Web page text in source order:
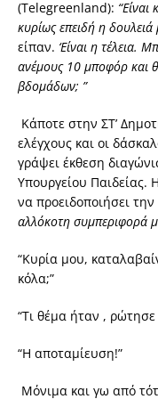
(Telegreenland): “Είναι
κυρίως επειδή η
είπαν. ‘Είναι η τέλεια.
ανέμους 10 μποφόρ και
βδομάδων; ”
Κάποτε στην ΣΤ’
ελέγχους και οι
γράψει έκθεση
Υπουργείου Παιδείας.
να προειδοποιήσει
αλλόκοτη συμπεριφορά
“Κυρία μου,
κόλα;”
“Τι θέμα ήταν ,
“Η αποταμίευση!”
Μόνιμα και γω από